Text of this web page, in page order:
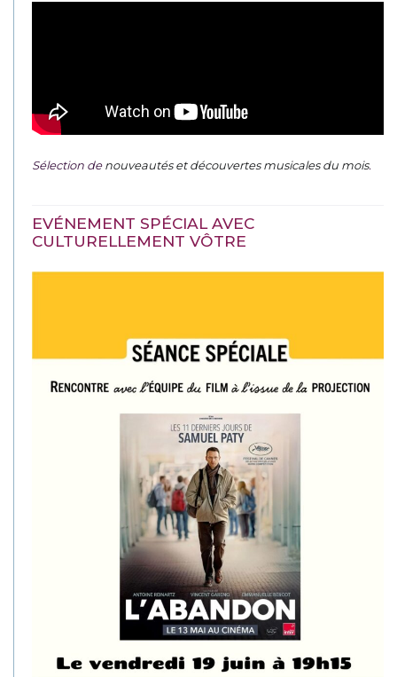
Sélection denouveautés et découvertes musicales du mois.
EVÉNEMENT SPÉCIAL AVEC
CULTURELLEMENT VÔTRE